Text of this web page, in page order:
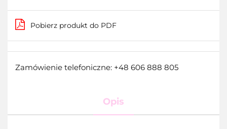
Pobierz produkt do PDF
Zamówienie telefoniczne: +48 606 888 805
Opis